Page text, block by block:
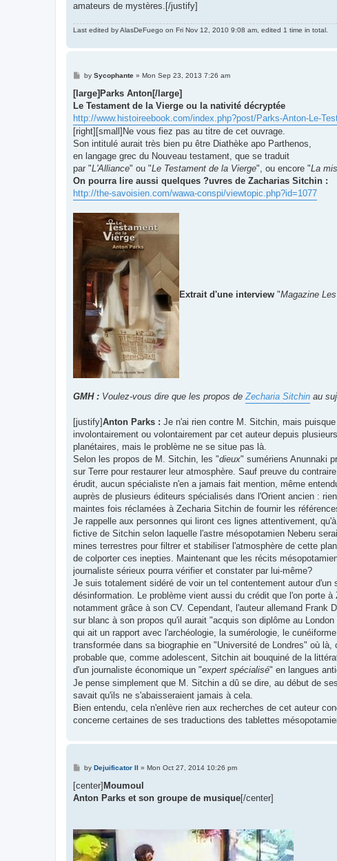
amateurs de mystères.[/justify]
Last edited byAlasDeFuego on Fri Nov 12, 2010 9:08 am, edited 1 time in total.
P
s
by Sycophante» Mon Sep 23, 2013 7:26 am
[large]Parks Anton[/large]
Le Testament de la Vierge ou la nativité décryptée
http://www.histoireebook.com/index.php?post/Parks-Anton-Le-
[right][small]Ne vous fiez pas au titre de cet ouvrage.
Son intitulé aurait très bien pu être Diathèke apo Parthenos,
en langage grec du Nouveau testament, que se traduit
par "L'Alliance" ou "Le Testament de la Vierge", ou encore "La
On pourra lire aussi quelques ?uvres de Zacharias Sitchin :
http://the-savoisien.com/wawa-conspi/viewtopic.php?id=1077
Extrait d'une interview "Magazine
GMH : Voulez-vous dire que les propos de Zecharia Sitchin au
[justify]Anton Parks : Je n'ai rien contre M. Sitchin, mais
involontairement ou volontairement par cet auteur depuis
planétaires, mais le problème ne se situe pas là.
Selon les propos de M. Sitchin, les "dieux" sumériens Anunnaki
sur Terre pour restaurer leur atmosphère. Sauf preuve du
érudit, aucun spécialiste n'en a jamais fait mention, même
auprès de plusieurs éditeurs spécialisés dans l'Orient ancien :
maintes fois réclamées à Zecharia Sitchin de fournir les
Je rappelle aux personnes qui liront ces lignes attentivement,
fictive de Sitchin selon laquelle l'astre mésopotamien Neberu
mines terrestres pour filtrer et stabiliser l'atmosphère de cette
de colporter ces inepties. Maintenant que les récits
journaliste sérieux pourra vérifier et constater par lui-même?
Je suis totalement sidéré de voir un tel contentement autour
désinformation. Le problème vient aussi du crédit que l'on porte
notamment grâce à son CV. Cependant, l'auteur allemand
sur blanc à son propos qu'il aurait "acquis son diplôme au
qui ait un rapport avec l'archéologie, la sumérologie, le
transformée dans sa biographie en "Université de Londres" où
probable que, comme adolescent, Sitchin ait bouquiné de la
d'un journaliste économique un "expert spécialisé" en langues
Je pense simplement que M. Sitchin a dû se dire, au début de
savait qu'ils ne s'abaisseraient jamais à cela.
Bien entendu, cela n'enlève rien aux recherches de cet auteur
concerne certaines de ses traductions des tablettes
P
s
by Dejuificator II» Mon Oct 27, 2014 10:26 pm
[center] Moumoul
Anton Parks et son groupe de musique[/center]